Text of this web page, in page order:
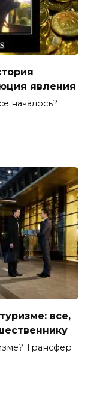
явления
началось?
все,
Трансфер